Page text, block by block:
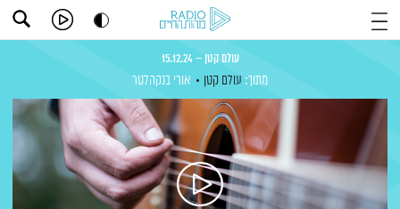
עולם קטן – 15.12.24
מתוך: עולם קטן אורי בנקהלטר